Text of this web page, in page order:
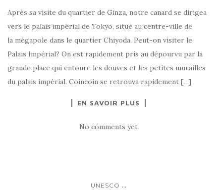
Après sa visite du quartier de Ginza, notre canard se dirigea
vers le palais impérial de Tokyo, situé au centre-ville de
la mégapole dans le quartier Chiyoda. Peut-on visiter le
Palais Impérial? On est rapidement pris au dépourvu par la
grande place qui entoure les douves et les petites murailles
du palais impérial. Coincoin se retrouva rapidement […]
EN SAVOIR PLUS
No comments yet
UNESCO ...